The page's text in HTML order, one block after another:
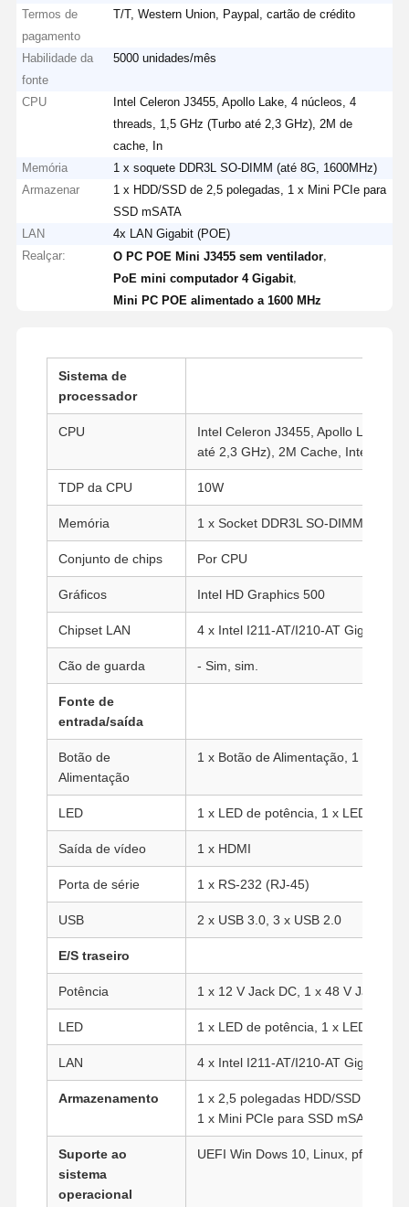
Casa
Quem
Fábrica
Termos de
pagamento
T/T, Western Union, Paypal, cartão de crédito
Habilidade da
fonte
5000 unidades/mês
CPU
Intel Celeron J3455, Apollo Lake, 4 núcleos, 4
threads, 1,5 GHz (Turbo até 2,3 GHz), 2M de
cache, In
Memória
1 x soquete DDR3L SO-DIMM (até 8G, 1600MHz)
Armazenar
1 x HDD/SSD de 2,5 polegadas, 1 x Mini PCIe para
SSD mSATA
LAN
4x LAN Gigabit (POE)
Realçar:
O PC POE Mini J3455 sem ventilador
PoE mini computador 4 Gigabit
Mini PC POE alimentado a 1600 MHz
Sistema de
processador
CPU
Intel Celeron J3455, Apollo Lake, 4
até 2,3 GHz), 2M Cache, Intel HD
TDP da CPU 10W
Memória 1 x Socket DDR3L SO-DIMM ((até
Conjunto de chips Por CPU
Gráficos Intel HD Graphics 500
Chipset LAN 4 x Intel I211-AT/I210-AT Gigabit
Cão de guarda - Sim, sim.
Fonte de
entrada/saída
Botão de
Alimentação
1 x Botão de Alimentação, 1 x
LED 1 x LED de potência, 1 x LED HDD
Saída de vídeo 1 x HDMI
Porta de série 1 x RS-232 (RJ-45)
USB 2 x USB 3.0, 3 x USB 2.0
E/S traseiro
Potência 1 x 12 V Jack DC, 1 x 48 V Jack DC
LED 1 x LED de potência, 1 x LED HDD
LAN 4 x Intel I211-AT/I210-AT Gigabit
Armazenamento
1 x 2,5 polegadas HDD/SSD
1 x Mini PCIe para SSD mSATA
Suporte ao
sistema
operacional
UEFI Win Dows 10, Linux, pfsense.